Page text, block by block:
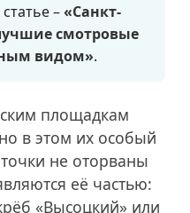
–«Санкт-
смотровые
видом».
площадкам
в этом их особый
не оторваны
её частью:
«Высоцкий» или